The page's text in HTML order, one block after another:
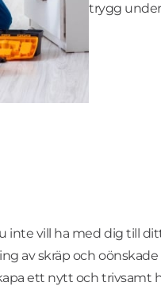
trygg
inte vill ha med dig till
av skräp och oönskade
ett nytt och trivsamt